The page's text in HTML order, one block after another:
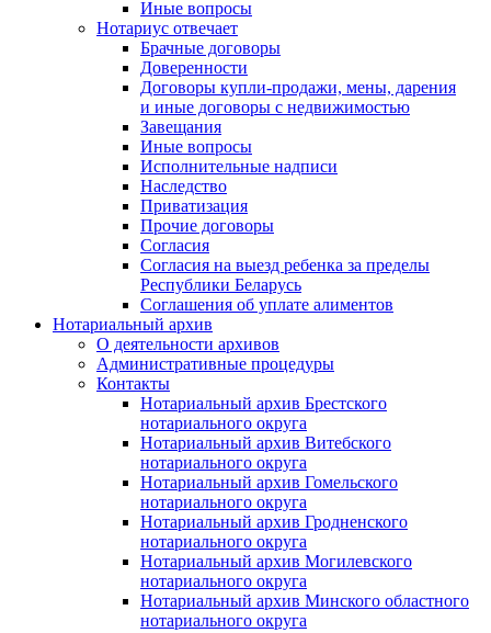
Иные вопросы
Нотариус отвечает
Брачные договоры
Доверенности
Договоры купли-продажи, мены, дарения
и иные договоры с недвижимостью
Завещания
Иные вопросы
Исполнительные надписи
Наследство
Приватизация
Прочие договоры
Согласия
Согласия на выезд ребенка за пределы
Республики Беларусь
Соглашения об уплате алиментов
Нотариальный архив
О деятельности архивов
Административные процедуры
Контакты
Нотариальный архив Брестского
нотариального округа
Нотариальный архив Витебского
нотариального округа
Нотариальный архив Гомельского
нотариального округа
Нотариальный архив Гродненского
нотариального округа
Нотариальный архив Могилевского
нотариального округа
Нотариальный архив Минского областного
нотариального округа